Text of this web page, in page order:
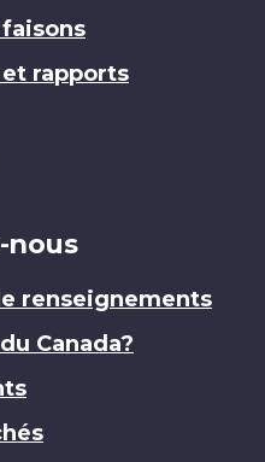
rapports
nous
renseignements
Canada?